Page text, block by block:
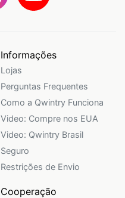
Informações
Lojas
Perguntas Frequentes
Como a Qwintry Funciona
Video: Compre nos EUA
Video: Qwintry Brasil
Seguro
Restrições de Envio
Cooperação